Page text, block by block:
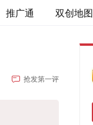
推广通 双创地图
抢发第一评